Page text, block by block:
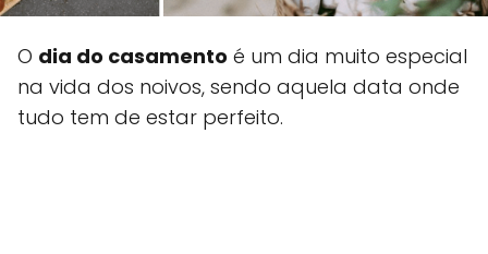
O dia do casamento é um dia muito especial
na vida dos noivos, sendo aquela data onde
tudo tem de estar perfeito.